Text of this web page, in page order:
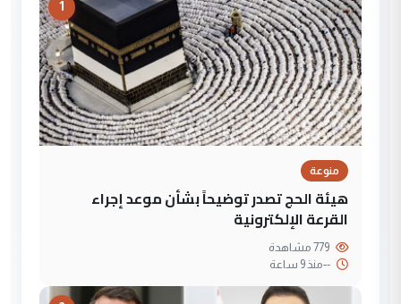
1
منوعة
هيئة الحج تصدر توضيحاً بشأن موعد إجراء
القرعة الإلكترونية
--منذ 9 ساعة